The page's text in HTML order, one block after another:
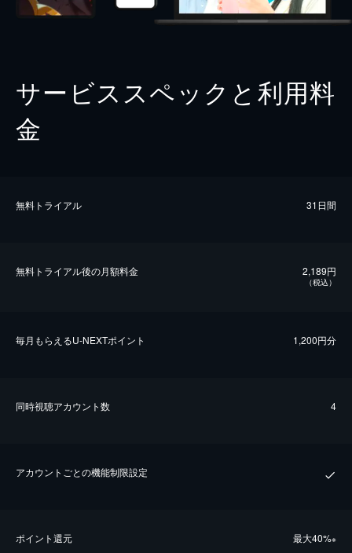
サービススペックと利用料
金
無料トライアル 31日間
無料トライアル後の⽉額料金 2,189円
（税込）
毎⽉もらえるU-NEXTポイント 1,200円分
同時視聴アカウント数 4
アカウントごとの機能制限設定
ポイント還元 最⼤40%※